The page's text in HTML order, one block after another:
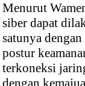
Menurut
siber dapat
satunya
postur
terkoneksi
dengan